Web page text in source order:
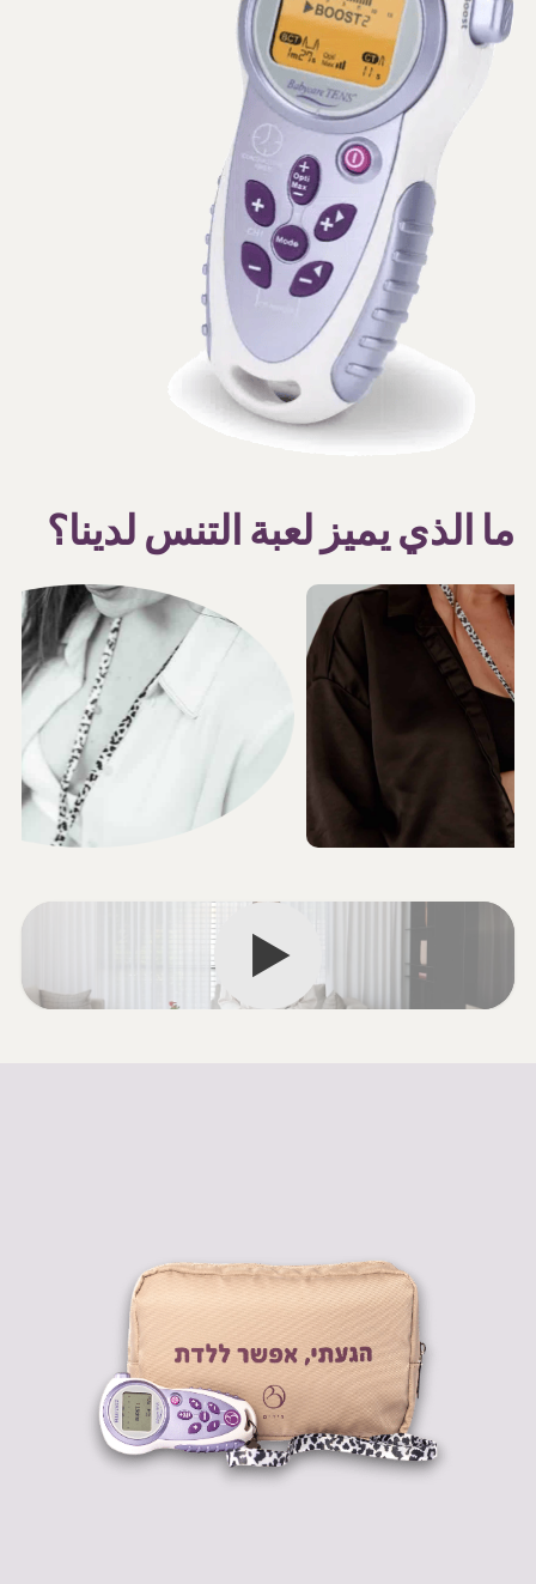
ما الذي يميز لعبة التنس لدينا؟